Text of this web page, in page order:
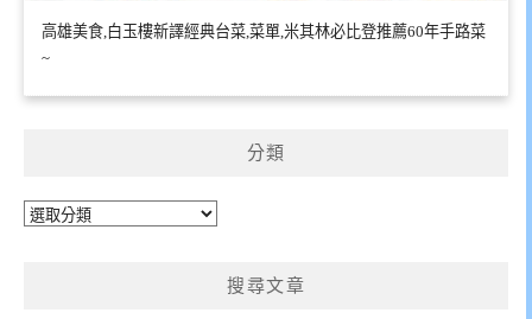
高雄美食,白玉樓新譯經典台菜,菜單,米其林必比登推薦60年手路菜
~
分類
分
搜尋文章